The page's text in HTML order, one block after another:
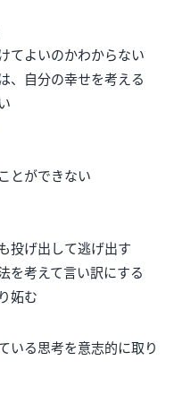
てよいのかわからない
、自分の幸せを考える
とができない
投げ出して逃げ出す
を考えて言い訳にする
妬む
いる思考を意志的に取り